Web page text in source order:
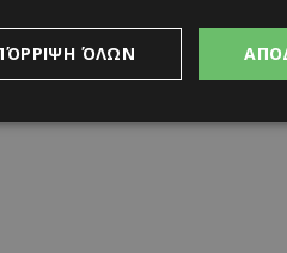
ΌΛΩΝ